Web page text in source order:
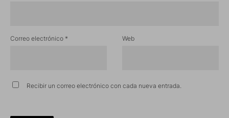
Correo electrónico * Web
Recibir un correo electrónico con cada nueva entrada.